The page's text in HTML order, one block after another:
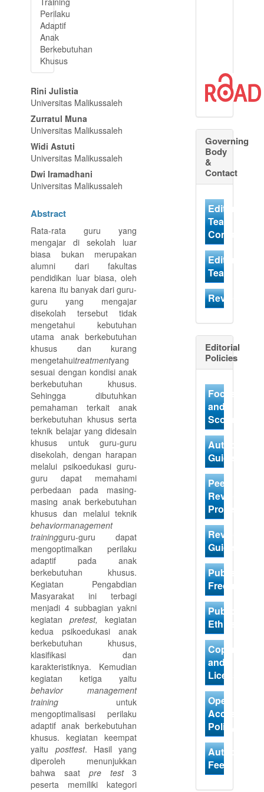
Perilaku
Adaptif
Anak
Berkebutuhan
Khusus
Main
Article
Rini Julistia
Universitas Malikussaleh
Zurratul Muna
Universitas Malikussaleh
Widi Astuti
Universitas Malikussaleh
Dwi Iramadhani
Universitas Malikussaleh
Abstract
Rata-rata guru yang
mengajar di sekolah luar
biasa bukan merupakan
alumni dari fakultas
pendidikan luar biasa, oleh
karena itu banyak dari guru-
guru yang mengajar
disekolah tersebut tidak
mengetahui kebutuhan
utama anak berkebutuhan
khusus dan kurang
mengetahuitreatmentyang
sesuai dengan kondisi anak
berkebutuhan khusus.
Sehingga dibutuhkan
pemahaman terkait anak
berkebutuhan khusus serta
teknik belajar yang didesain
khusus untuk guru-guru
disekolah, dengan harapan
melalui psikoedukasi guru-
guru dapat memahami
perbedaan pada masing-
masing anak berkebutuhan
khusus dan melalui teknik
behaviormanagement
trainingguru-guru dapat
mengoptimalkan perilaku
adaptif pada anak
berkebutuhan khusus.
Kegiatan Pengabdian
Masyarakat ini terbagi
menjadi 4 subbagian yakni
kegiatanpretest,kegiatan
kedua psikoedukasi anak
berkebutuhan khusus,
klasifikasi dan
karakteristiknya. Kemudian
kegiatan ketiga yaitu
behavior management
training untuk
mengoptimalisasi perilaku
adaptif anak berkebutuhan
khusus. kegiatan keempat
yaitu posttest. Hasil yang
diperoleh menunjukkan
bahwa saat pre test3
peserta memiliki kategori
Governing
Body
&
Contact
Editorial
Team
Contact
Editorial
Team
Reviewer
Editorial
Policies
Focus
and
Scope
Author
Guidelines
Peer
Review
Process
Review
Guidelines
Publishing
Frequency
Publication
Ethics
Copyright
and
Licensing
Open
Access
Policy
Author
Fees